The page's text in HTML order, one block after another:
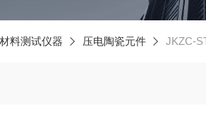
料测试仪器 压电陶瓷元件 JKZC-